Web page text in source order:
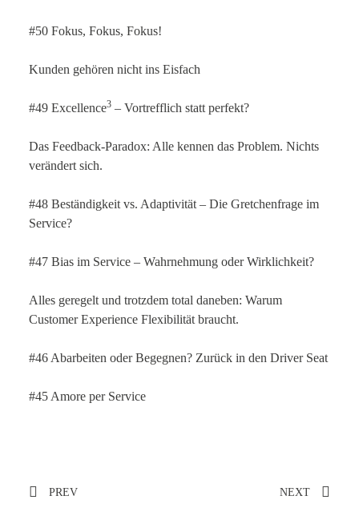
#50 Fokus, Fokus, Fokus!
Kunden gehören nicht ins Eisfach
#49 Excellence3 – Vortrefflich statt perfekt?
Das Feedback-Paradox: Alle kennen das Problem. Nichts
verändert sich.
#48 Beständigkeit vs. Adaptivität – Die Gretchenfrage im
Service?
#47 Bias im Service – Wahrnehmung oder Wirklichkeit?
Alles geregelt und trotzdem total daneben: Warum
Customer Experience Flexibilität braucht.
#46 Abarbeiten oder Begegnen? Zurück in den Driver Seat
#45 Amore per Service
PREV NEXT